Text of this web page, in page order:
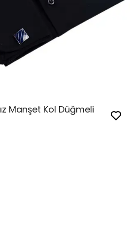
Manşet Kol Düğmeli